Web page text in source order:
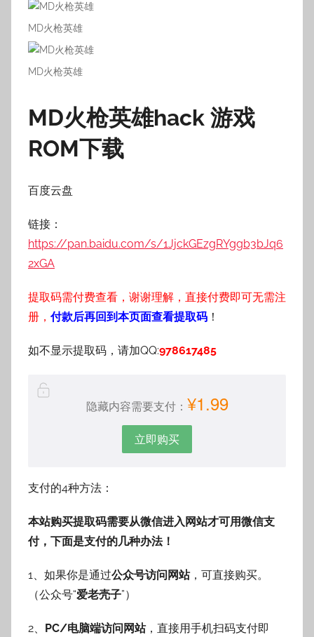
MD火枪英雄
MD火枪英雄
MD火枪英雄hack 游戏
ROM下载
百度云盘
链接：
https://pan.baidu.com/s/1JjckGEzgRYggb3bJq6
2xGA
提取码需付费查看，谢谢理解，直接付费即可无需注
册， 付款后再回到本页面查看提取码 ！
如不显示提取码，请加QQ:978617485
隐藏内容需要支付： ¥1.99
立即购买
支付的4种方法：
本站购买提取码需要从微信进入网站才可用微信支
付，下面是支付的几种办法！
1、如果你是通过公众号访问网站，可直接购买。
（公众号“爱老壳子”）
2、 PC/电脑端访问网站，直接用手机扫码支付即